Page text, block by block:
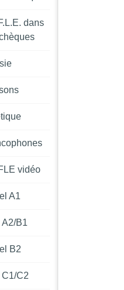
dans
vidéo
A1
A2/B1
B2
C1/C2